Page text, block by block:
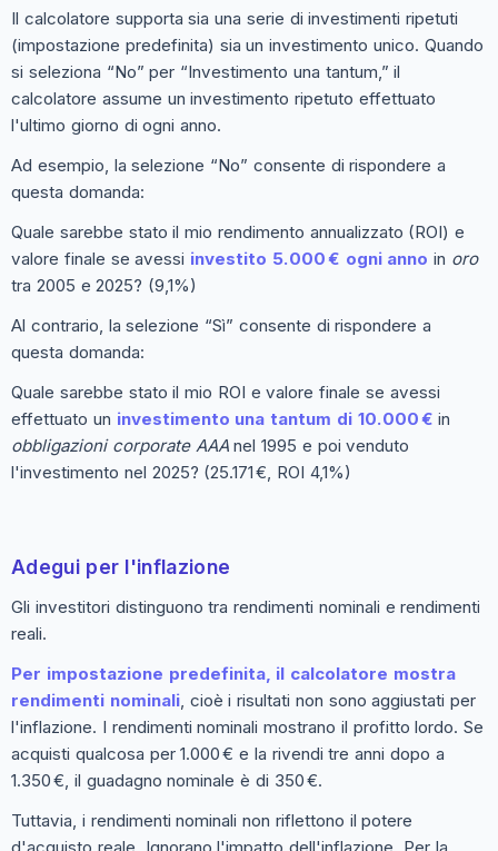
Il calcolatore supporta sia una serie di investimenti ripetuti
(impostazione predefinita) sia un investimento unico. Quando
si seleziona “No” per “Investimento una tantum,” il
calcolatore assume un investimento ripetuto effettuato
l'ultimo giorno di ogni anno.
Ad esempio, la selezione “No” consente di rispondere a
questa domanda:
Quale sarebbe stato il mio rendimento annualizzato (ROI) e
valore finale se avessi investito 5.000 € ogni anno in oro
tra 2005 e 2025? (9,1%)
Al contrario, la selezione “Sì” consente di rispondere a
questa domanda:
Quale sarebbe stato il mio ROI e valore finale se avessi
effettuato un investimento una tantum di 10.000 € in
obbligazioni corporate AAAnel 1995 e poi venduto
l'investimento nel 2025? (25.171 €, ROI 4,1%)
Adegui per l'inflazione
Gli investitori distinguono tra rendimenti nominali e rendimenti
reali.
Per impostazione predefinita, il calcolatore mostra
rendimenti nominali, cioè i risultati non sono aggiustati per
l'inflazione. I rendimenti nominali mostrano il profitto lordo. Se
acquisti qualcosa per 1.000 € e la rivendi tre anni dopo a
1.350 €, il guadagno nominale è di 350 €.
Tuttavia, i rendimenti nominali non riflettono il potere